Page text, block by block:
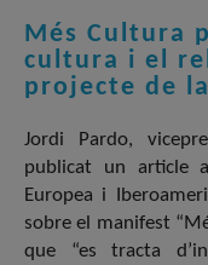
Més Cultura
cultura i el
projecte de
Jordi Pardo,
publicat un article
Europea i
sobre el manifest
que “es tracta